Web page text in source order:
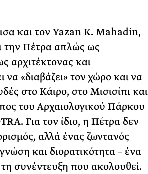
και τον Yazan K. Mahadin,
την Πέτρα απλώς ως
αρχιτέκτονας και
να «διαβάζει» τον χώρο και να
στο Κάιρο, στο Μισισίπι και
του Αρχαιολογικού Πάρκου
Για τον ίδιο, η Πέτρα δεν
αλλά ένας ζωντανός
και διορατικότητα – ένα
συνέντευξη που ακολουθεί.